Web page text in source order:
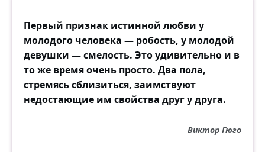
Три сотни побеждало — трое!
Лишь мёртвый не вставал с земли.
Вы были дети и герои,
Вы всё могли.
Первый признак истинной любви у
молодого человека — робость, у молодой
девушки — смелость. Это удивительно и в
то же время очень просто. Два пола,
стремясь сблизиться, заимствуют
недостающие им свойства друг у друга.
Виктор Гюго